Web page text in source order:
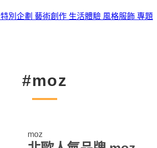
特別企劃 藝術創作 生活體驗 風格服飾 專題
#moz
moz